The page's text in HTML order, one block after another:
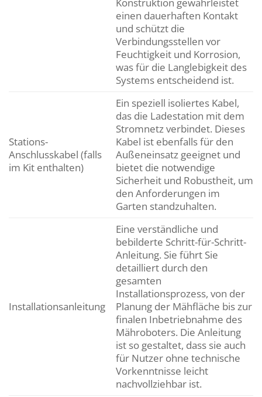
einen dauerhaften Kontakt
und schützt die
Verbindungsstellen vor
Feuchtigkeit und Korrosion,
was für die Langlebigkeit des
Systems entscheidend ist.
Stations-
Anschlusskabel (falls
im Kit enthalten)
Ein speziell isoliertes Kabel,
das die Ladestation mit dem
Stromnetz verbindet. Dieses
Kabel ist ebenfalls für den
Außeneinsatz geeignet und
bietet die notwendige
Sicherheit und Robustheit, um
den Anforderungen im
Garten standzuhalten.
Installationsanleitung
Eine verständliche und
bebilderte Schritt-für-Schritt-
Anleitung. Sie führt Sie
detailliert durch den
gesamten
Installationsprozess, von der
Planung der Mähfläche bis zur
finalen Inbetriebnahme des
Mähroboters. Die Anleitung
ist so gestaltet, dass sie auch
für Nutzer ohne technische
Vorkenntnisse leicht
nachvollziehbar ist.